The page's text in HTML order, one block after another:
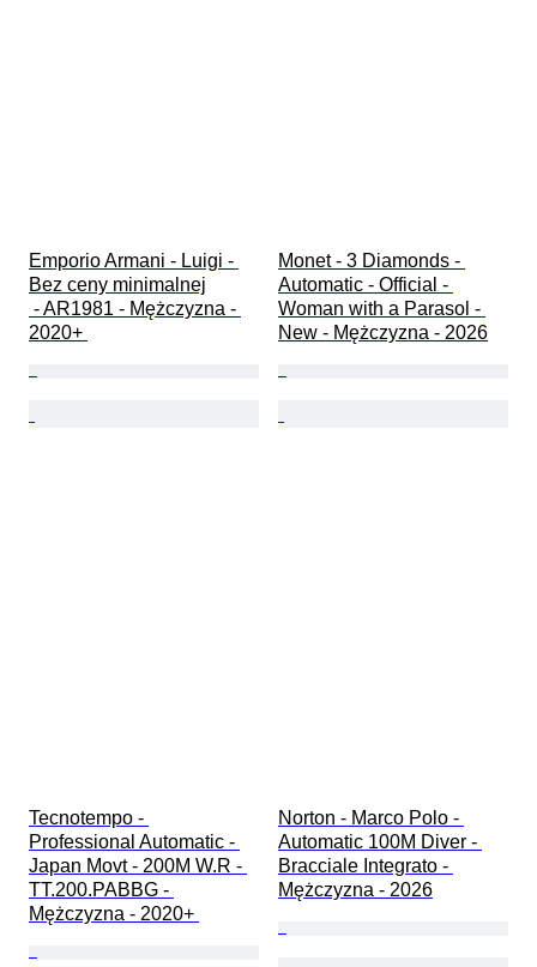
Emporio Armani - Luigi -
Bez ceny minimalnej
2020+
Monet - 3 Diamonds -
Automatic - Official -
Woman with a Parasol -
New - Mężczyzna - 2026
Tecnotempo -
Professional Automatic -
Japan Movt - 200M W.R -
TT.200.PABBG -
Mężczyzna - 2020+
Norton - Marco Polo -
Automatic 100M Diver -
Bracciale Integrato -
Mężczyzna - 2026